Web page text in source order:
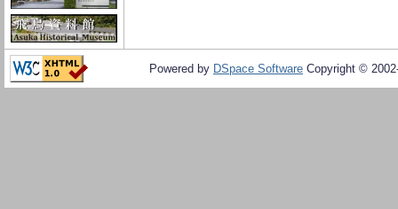
Powered by DSpace Software Copyright ©